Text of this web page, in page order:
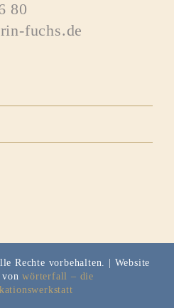
80
fuchs.de
Rechte vorbehalten. | Website
vonwörterfall – die